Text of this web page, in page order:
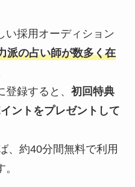
い採用オーディション
派の占い師が数多く在
録すると、 初回特典
ントをプレゼントして
、約40分間無料で利用